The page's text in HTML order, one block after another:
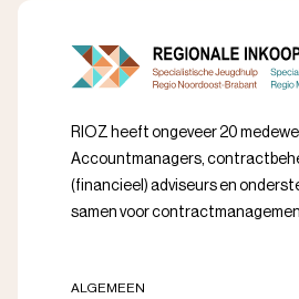
RIOZ heeft ongeveer 20
Accountmanagers,
(financieel) adviseurs en
samen voor
ALGEMEEN